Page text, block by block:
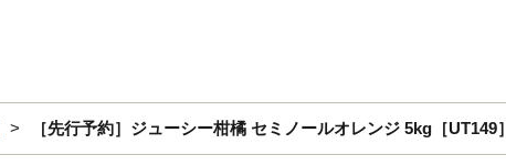
［先行予約］ジューシー柑橘 セミノールオレンジ 5kg［UT149］